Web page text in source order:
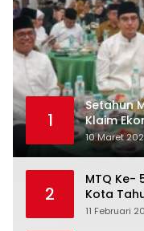
1
Setahun
Klaim
Turun
10 Maret
2
MTQ Ke-
Kota
11 Februari